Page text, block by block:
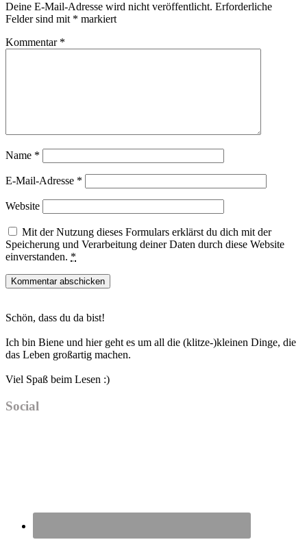
Deine E-Mail-Adresse wird nicht veröffentlicht. Erforderliche
Felder sind mit * markiert
Kommentar *
Name *
E-Mail-Adresse *
Website
Mit der Nutzung dieses Formulars erklärst du dich mit der
Speicherung und Verarbeitung deiner Daten durch diese Website
einverstanden. *
Sidebar
Schön, dass du da bist!
Ich bin Biene und hier geht es um all die (klitze-)kleinen Dinge, die
das Leben großartig machen.
Viel Spaß beim Lesen :)
Social